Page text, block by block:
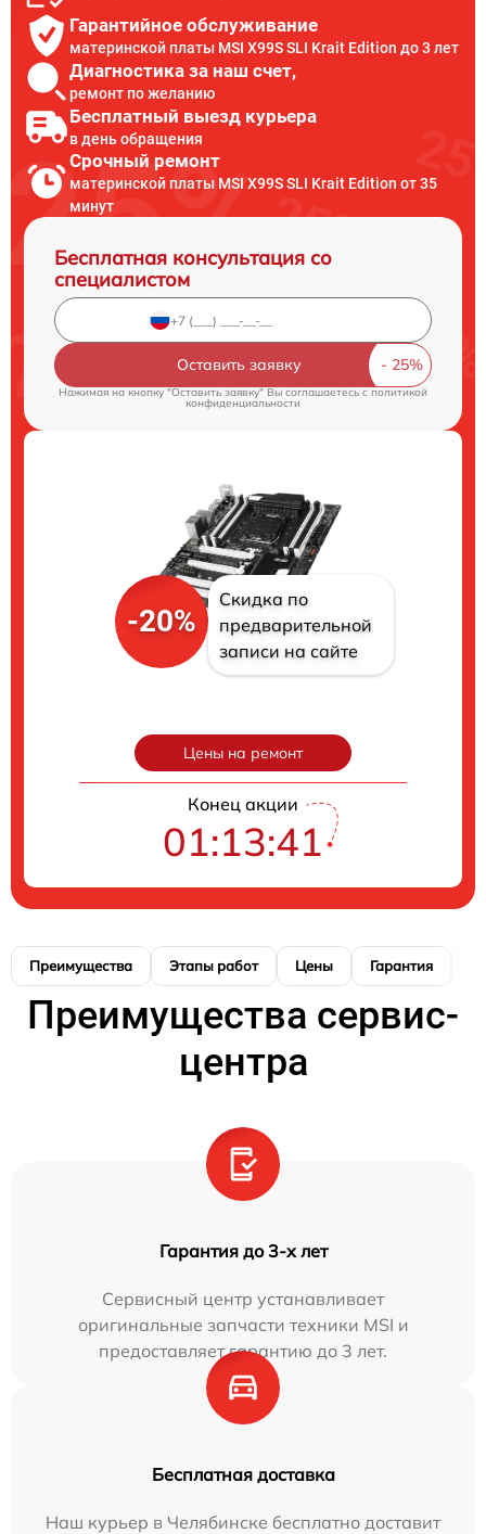
Гарантийное обслуживание
материнской платы MSI X99S SLI Krait Edition до 3 лет
Диагностика за наш счет,
ремонт по желанию
Бесплатный выезд курьера
в день обращения
Срочный ремонт
материнской платы MSI X99S SLI Krait Edition от 35
минут
Бесплатная консультация со
специалистом
Оставить заявку
Нажимая на кнопку "Оставить заявку" Вы соглашаетесь cполитикой
конфиденциальности
-20%
Скидка по
предварительной
записи на сайте
Цены на ремонт
Конец акции
01:13:40
Преимущества Этапы работ Цены Гарантия
Преимущества сервис-
центра
Гарантия до 3-х лет
Сервисный центр устанавливает
оригинальные запчасти техники MSI и
предоставляет гарантию до 3 лет.
Бесплатная доставка
Наш курьер в Челябинске бесплатно доставит